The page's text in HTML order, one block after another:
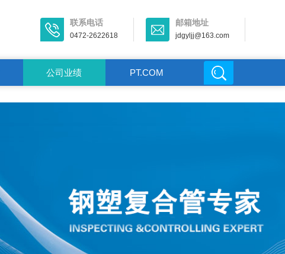
联系电话
0472-2622618
邮箱地址
jdgyljj@163.com
公司业绩 PT.COM